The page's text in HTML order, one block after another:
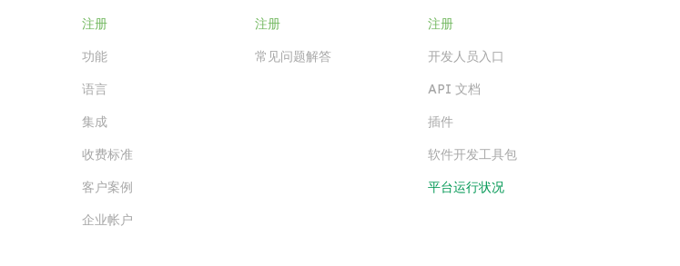
注册
功能
语言
集成
收费标准
客户案例
企业帐户
注册
常见问题解答
注册
开发人员入口
API 文档
插件
软件开发工具包
平台运行状况